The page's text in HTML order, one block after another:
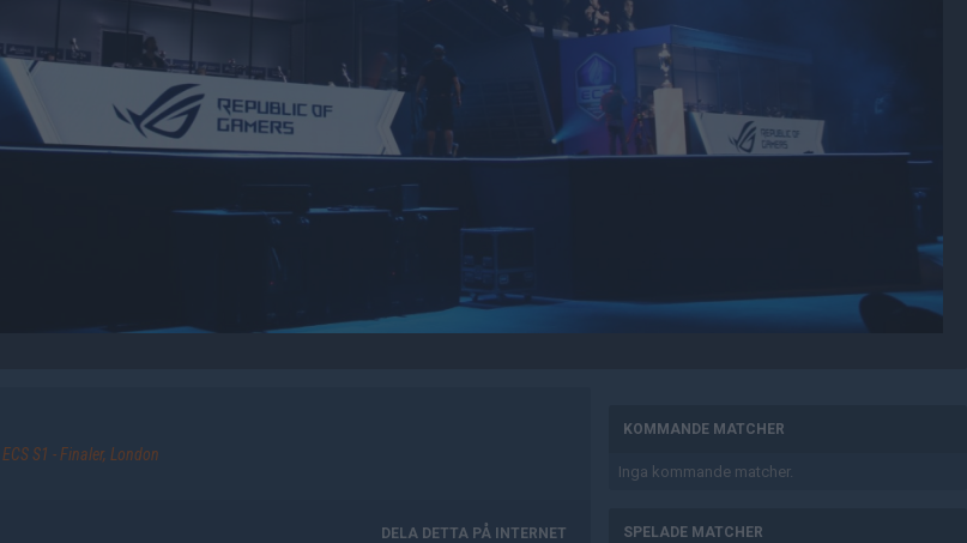
ECS S1 - Finaler, London
DELA DETTA PÅ INTERNET
KOMMANDE MATCHER
Inga kommande matcher.
SPELADE MATCHER